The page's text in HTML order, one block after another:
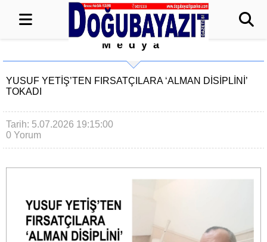
Medya
YUSUF YETİŞ’TEN FIRSATÇILARA ‘ALMAN DİSİPLİNİ’
TOKADI
Tarih: 5.07.2026 19:15:00
0 Yorum